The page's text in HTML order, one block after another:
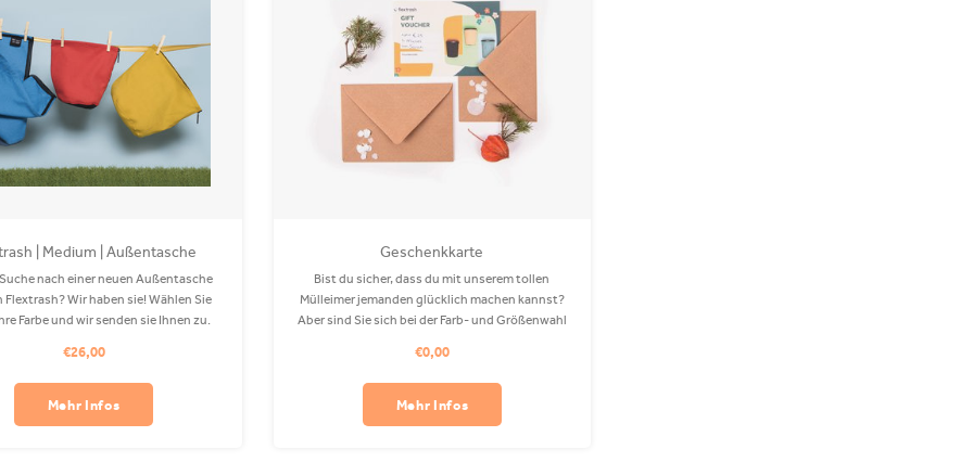
| Medium | Außentasche
nach einer neuen Außentasche
Flextrash? Wir haben sie! Wählen Sie
Farbe und wir senden sie Ihnen zu.
€26,00
Mehr Infos
Geschenkkarte
Bist du sicher, dass du mit unserem tollen
Mülleimer jemanden glücklich machen kannst?
Aber sind Sie sich bei der Farb- und Größenwahl
genau das Richtige für Sie! Erhältlich in
beliebiger Menge.
€0,00
Mehr Infos